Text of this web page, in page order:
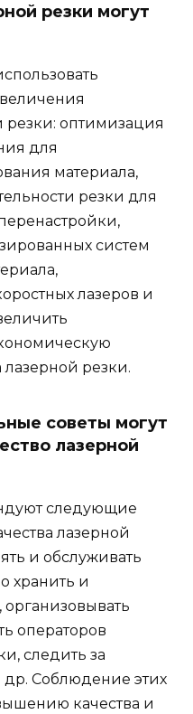
резки могут
резки: оптимизация
для
материала,
резки для
систем
лазеров и
резки.
советы могут
лазерной
следующие
лазерной
и обслуживать
хранить и
операторов
следить за
др. Соблюдение этих
качества и